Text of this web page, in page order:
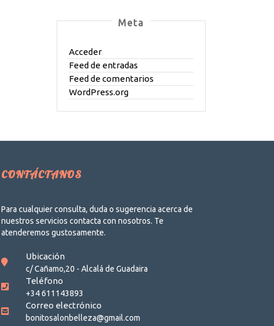
Meta
Acceder
Feed de entradas
Feed de comentarios
WordPress.org
CONTÁCTANOS
Para cualquier consulta, duda o sugerencia acerca de
nuestros servicios contacta con nosotros. Te
atenderemos gustosamente.
Ubicación
c/ Cañamo,20 - Alcalá de Guadaira
Teléfono
+34 611143893
Correo electrónico
bonitosalonbelleza@gmail.com